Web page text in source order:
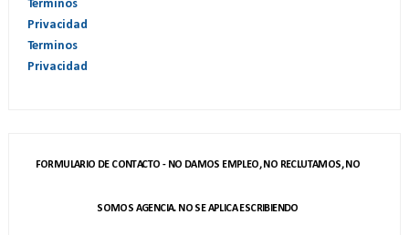
Terminos
Privacidad
Terminos
Privacidad
FORMULARIO DE CONTACTO - NO DAMOS EMPLEO, NO RECLUTAMOS, NO
SOMOS AGENCIA. NO SE APLICA ESCRIBIENDO